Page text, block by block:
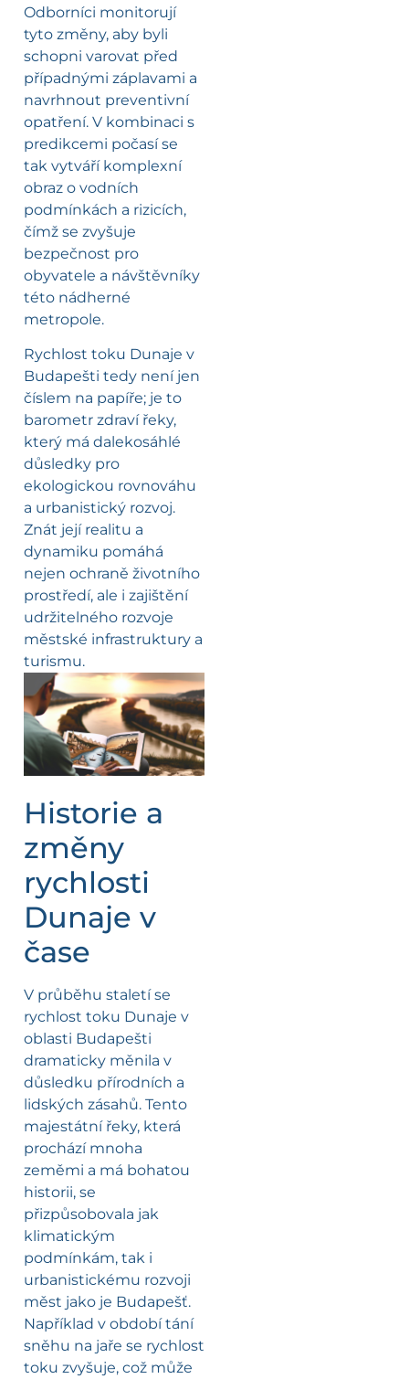
Odborníci monitorují
tyto změny, aby byli
schopni varovat před
případnými záplavami a
navrhnout preventivní
opatření. V kombinaci s
predikcemi počasí se
tak vytváří komplexní
obraz o vodních
podmínkách a rizicích,
čímž se zvyšuje
bezpečnost pro
obyvatele a návštěvníky
této nádherné
metropole.
Rychlost toku Dunaje v
Budapešti tedy není jen
číslem na papíře; je to
barometr zdraví řeky,
který má dalekosáhlé
důsledky pro
ekologickou rovnováhu
a urbanistický rozvoj.
Znát její realitu a
dynamiku pomáhá
nejen ochraně životního
prostředí, ale i zajištění
udržitelného rozvoje
městské infrastruktury a
turismu.
Historie a
změny
rychlosti
Dunaje v
čase
V průběhu staletí se
rychlost toku Dunaje v
oblasti Budapešti
dramaticky měnila v
důsledku přírodních a
lidských zásahů. Tento
majestátní řeky, která
prochází mnoha
zeměmi a má bohatou
historii, se
přizpůsobovala jak
klimatickým
podmínkám, tak i
urbanistickému rozvoji
měst jako je Budapešť.
Například v období tání
sněhu na jaře se rychlost
toku zvyšuje, což může